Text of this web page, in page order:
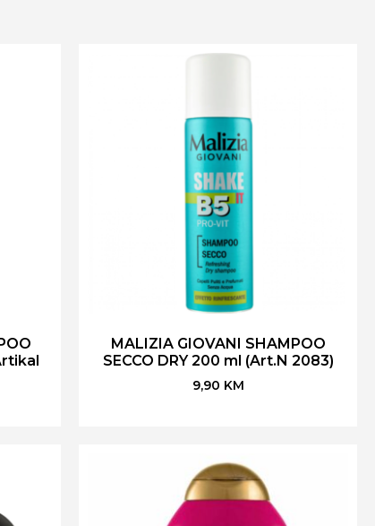
MALIZIA GIOVANI SHAMPOO
SECCO DRY 200 ml (Art.N 2083)
9,90 KM